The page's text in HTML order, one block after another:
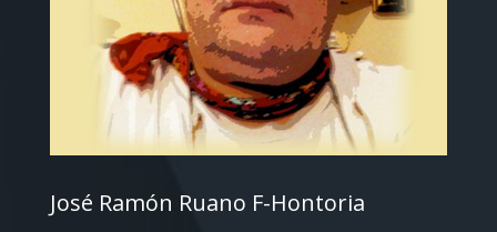
José Ramón Ruano F-Hontoria